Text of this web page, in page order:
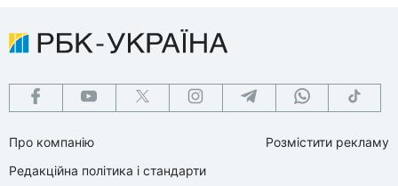
Про компанію
Редакційна політика і стандарти
Розмістити рекламу